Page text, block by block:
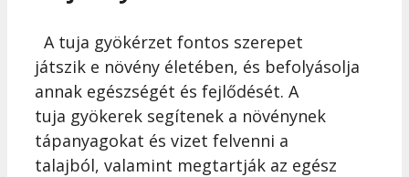
A tuja gyökérzet fontos szerepet
játszik e növény életében, és befolyásolja
annak egészségét és fejlődését. A
tuja gyökerek segítenek a növénynek
tápanyagokat és vizet felvenni a
talajból, valamint megtartják az egész